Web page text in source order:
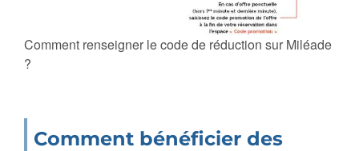
Comment renseigner le code de réduction sur Miléade
?
Comment bénéficier des